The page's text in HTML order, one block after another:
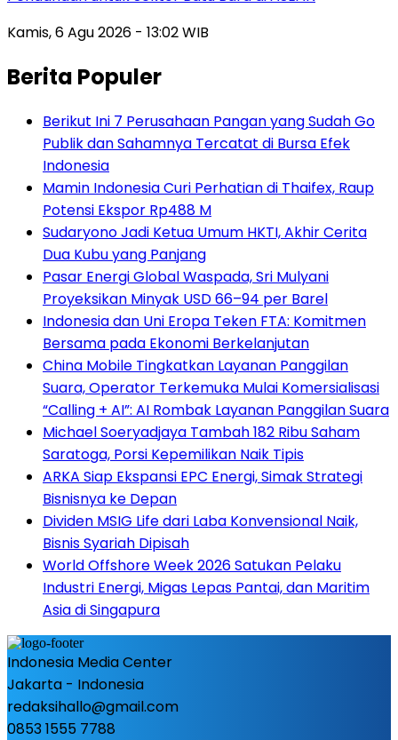
Kamis, 6 Agu 2026 - 13:02 WIB
Berita Populer
Berikut Ini 7 Perusahaan Pangan yang Sudah Go
Publik dan Sahamnya Tercatat di Bursa Efek
Indonesia
Mamin Indonesia Curi Perhatian di Thaifex, Raup
Potensi Ekspor Rp488 M
Sudaryono Jadi Ketua Umum HKTI, Akhir Cerita
Dua Kubu yang Panjang
Pasar Energi Global Waspada, Sri Mulyani
Proyeksikan Minyak USD 66–94 per Barel
Indonesia dan Uni Eropa Teken FTA: Komitmen
Bersama pada Ekonomi Berkelanjutan
China Mobile Tingkatkan Layanan Panggilan
Suara, Operator Terkemuka Mulai Komersialisasi
“Calling + AI”: AI Rombak Layanan Panggilan Suara
Michael Soeryadjaya Tambah 182 Ribu Saham
Saratoga, Porsi Kepemilikan Naik Tipis
ARKA Siap Ekspansi EPC Energi, Simak Strategi
Bisnisnya ke Depan
Dividen MSIG Life dari Laba Konvensional Naik,
Bisnis Syariah Dipisah
World Offshore Week 2026 Satukan Pelaku
Industri Energi, Migas Lepas Pantai, dan Maritim
Asia di Singapura
Indonesia Media Center
Jakarta - Indonesia
redaksihallo@gmail.com
0853 1555 7788